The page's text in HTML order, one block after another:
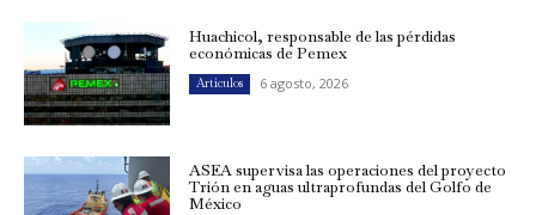
Huachicol, responsable de las pérdidas
económicas de Pemex
Artículos 6 agosto, 2026
ASEA supervisa las operaciones del proyecto
Trión en aguas ultraprofundas del Golfo de
México